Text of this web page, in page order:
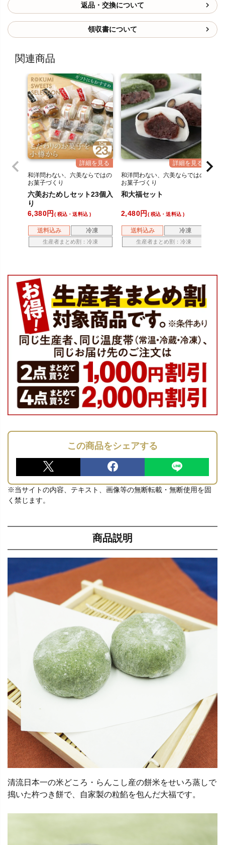
返品・交換について
領収書について
関連商品
和洋問わない、六美ならではの
お菓子づくり
六美おためしセット23個入
り
送料込み 冷凍
生産者まとめ割：冷凍
6,380 税込・送料込
和洋問わない、六美ならではの
お菓子づくり
和大福セット
送料込み 冷凍
生産者まとめ割：冷凍
2,480 税込・送料込
この商品をシェアする
※当サイトの内容、テキスト、画像等の無断転載・無断使用を固
く禁じます。
商品説明
清流日本一の米どころ・らんこし産の餅米をせいろ蒸しで
搗いた杵つき餅で、自家製の粒餡を包んだ大福です。